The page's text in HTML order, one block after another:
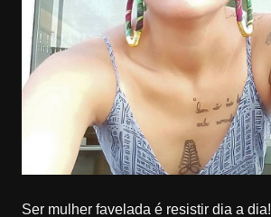
Ser mulher favelada é resistir dia a dia!